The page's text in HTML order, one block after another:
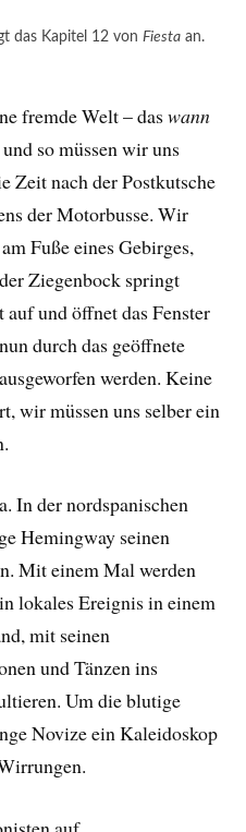
das Kapitel 12 von Fiestaan.
fremde Welt – daswann
so müssen wir uns
Zeit nach der Postkutsche
der Motorbusse. Wir
Fuße eines Gebirges,
Ziegenbock springt
und öffnet das Fenster
durch das geöffnete
werden. Keine
wir müssen uns selber ein
In der nordspanischen
Hemingway seinen
Mit einem Mal werden
lokales Ereignis in einem
mit seinen
und Tänzen ins
Um die blutige
Novize ein Kaleidoskop